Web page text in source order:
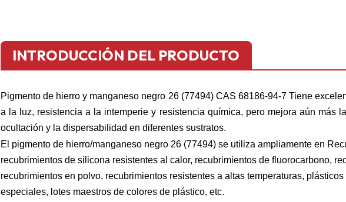
INTRODUCCIÓN DEL PRODUCTO
Pigmento de hierro y manganeso negro 26 (77494) CAS 68186-94-7Tiene
a la luz, resistencia a la intemperie y resistencia química, pero mejora aún más
ocultación y la dispersabilidad en diferentes sustratos.
El pigmento de hierro/manganeso negro 26 (77494) se utiliza ampliamente en
recubrimientos de silicona resistentes al calor, recubrimientos de fluorocarbono,
recubrimientos en polvo, recubrimientos resistentes a altas temperaturas,
especiales, lotes maestros de colores de plástico, etc.